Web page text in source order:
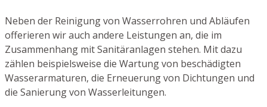
Neben der Reinigung von Wasserrohren und Abläufen
offerieren wir auch andere Leistungen an, die im
Zusammenhang mit Sanitäranlagen stehen. Mit dazu
zählen beispielsweise die Wartung von beschädigten
Wasserarmaturen, die Erneuerung von Dichtungen und
die Sanierung von Wasserleitungen.